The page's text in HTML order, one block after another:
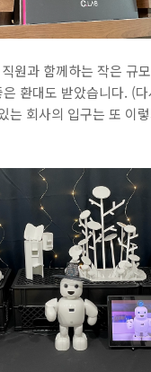
원과 함께하는 작은 규
환대도 받았습니다. (
는 회사의 입구는 또 이